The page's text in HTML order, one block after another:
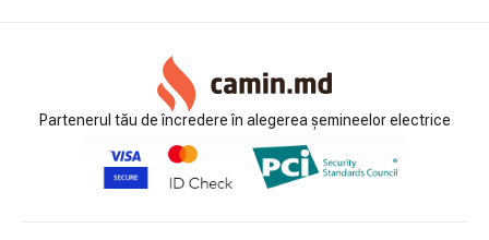
Partenerul tău de încredere în alegerea șemineelor electrice